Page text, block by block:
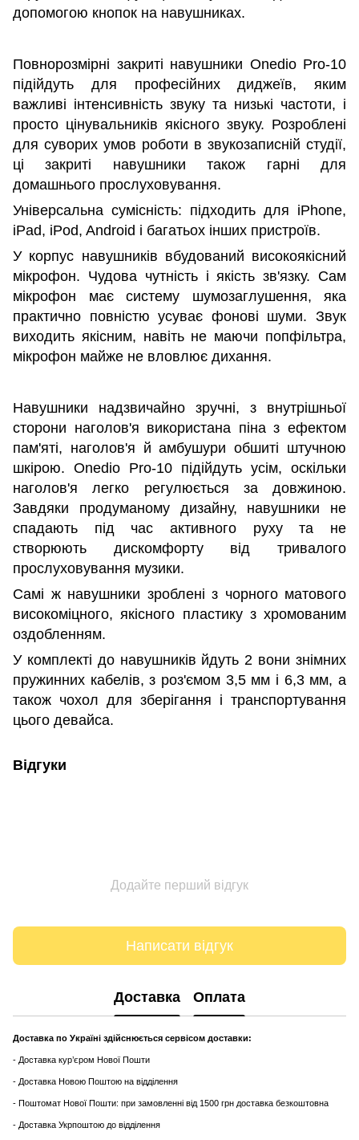
допомогою кнопок на навушниках.
Повнорозмірні закриті навушники Onedio Pro-10
підійдуть для професійних диджеїв, яким
важливі інтенсивність звуку та низькі частоти, і
просто цінувальників якісного звуку. Розроблені
для суворих умов роботи в звукозаписній студії,
ці закриті навушники також гарні для
домашнього прослуховування.
Універсальна сумісність: підходить для iPhone,
iPad, iPod, Android і багатьох інших пристроїв.
У корпус навушників вбудований високоякісний
мікрофон. Чудова чутність і якість зв'язку. Сам
мікрофон має систему шумозаглушення, яка
практично повністю усуває фонові шуми. Звук
виходить якісним, навіть не маючи попфільтра,
мікрофон майже не вловлює дихання.
Навушники надзвичайно зручні, з внутрішньої
сторони наголов'я використана піна з ефектом
пам'яті, наголов'я й амбушури обшиті штучною
шкірою. Onedio Pro-10 підійдуть усім, оскільки
наголов'я легко регулюється за довжиною.
Завдяки продуманому дизайну, навушники не
спадають під час активного руху та не
створюють дискомфорту від тривалого
прослуховування музики.
Самі ж навушники зроблені з чорного матового
високоміцного, якісного пластику з хромованим
оздобленням.
У комплекті до навушників йдуть 2 вони знімних
пружинних кабелів, з роз'ємом 3,5 мм і 6,3 мм, а
також чохол для зберігання і транспортування
цього девайса.
Відгуки
Додайте перший відгук
Написати відгук
Доставка Оплата
Доставка по Україні здійснюється сервісом доставки:
- Доставка кур’єром Нової Пошти
- Доставка Новою Поштою на відділення
- Поштомат Нової Пошти: при замовленні від 1500 грн доставка безкоштовна
- Доставка Укрпоштою до відділення